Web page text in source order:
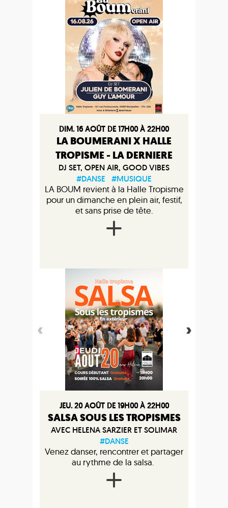
DIM. 16 AOÛT DE 17H00 À 22H00
LA BOUMERANI X HALLE
TROPISME - LA DERNIERE
DJ SET, OPEN AIR, GOOD VIBES
#DANSE
#MUSIQUE
LA BOUM revient à la Halle Tropisme
pour un dimanche en plein air, festif,
et sans prise de tête.
JEU. 20 AOÛT DE 19H00 À 22H00
SALSA SOUS LES TROPISMES
AVEC HELENA SARZIER ET SOLIMAR
#DANSE
Venez danser, rencontrer et partager
au rythme de la salsa.